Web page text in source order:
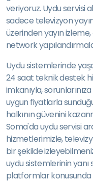
veriyoruz. Uydu servisi
sadece televizyon
üzerinden yayın izleme,
network
Uydu sistemlerinde
24 saat teknik destek
imkanıyla,
uygun fiyatlarla
halkının güvenini
Soma'da uydu servisi
hizmetlerimizle,
bir şekilde
uydu sistemlerinin yanı
platformlar konusunda